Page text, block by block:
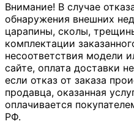
Внимание! В случае
обнаружения внешних
царапины, сколы,
комплектации
несоответствия модели
сайте, оплата доставки
если отказ от заказа
продавца, оказанная
оплачивается
РФ.